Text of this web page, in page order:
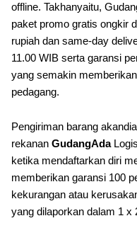
offline. Takhanyaitu,
paket promo gratis ongkir
rupiah dan same-day
11.00 WIB serta garansi
yang semakin
pedagang.
Pengiriman barang
rekanan GudangAda
ketika mendaftarkan diri
memberikan garansi 100
kekurangan atau
yang dilaporkan dalam 1 x